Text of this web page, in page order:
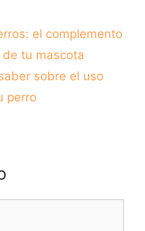
de su
el complemento
tu mascota
sobre el uso
perro